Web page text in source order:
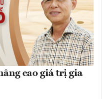
cao giá trị gia